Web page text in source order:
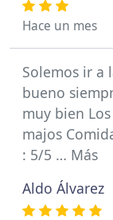
Hace un mes
Solemos ir a
bueno
muy bien
majos
: 5/5 … Más
Aldo Álvarez